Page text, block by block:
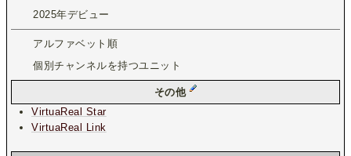
2025年デビュー
アルファベット順
個別チャンネルを持つユニット
その他
VirtuaReal Star
VirtuaReal Link